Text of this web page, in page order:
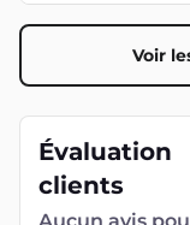
Voir
Évaluation
clients